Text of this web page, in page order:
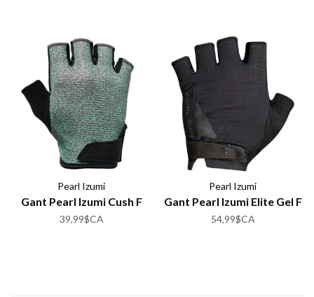
Pearl Izumi
Gant Pearl Izumi Cush F
39,99$CA
Pearl Izumi
Gant Pearl Izumi Elite Gel F
54,99$CA